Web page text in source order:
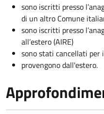
sono iscritti presso
di un altro Comune
sono iscritti presso
all’estero (AIRE)
sono stati cancellati
provengono dall'estero.